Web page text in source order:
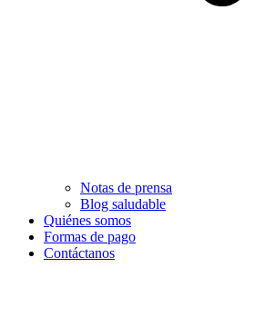
Notas de prensa
Blog saludable
Quiénes somos
Formas de pago
Contáctanos